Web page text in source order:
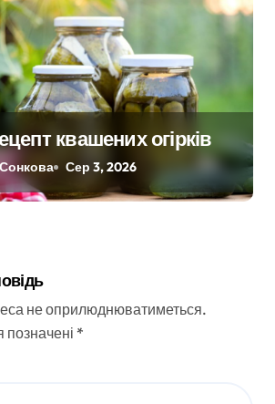
квашених огірків
Сер 3, 2026
не оприлюднюватиметься.
позначені *